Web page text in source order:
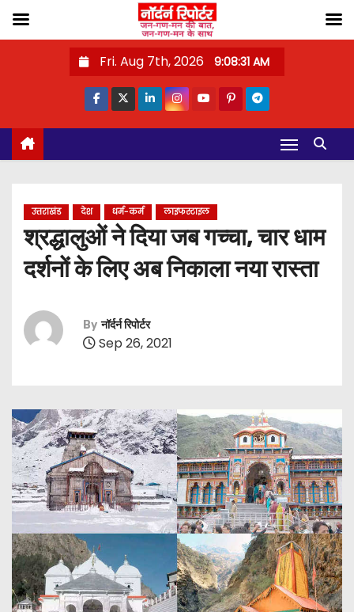
o
Fri. Aug 7th, 2026 9:08:32 AM
उत्तराखंड देश धर्म-कर्म लाइफस्टाइल
श्रद्धालुओं ने दिया जब गच्चा, चार धाम
दर्शनों के लिए अब निकाला नया रास्ता
By नॉर्दर्न रिपोर्टर
Sep 26, 2021